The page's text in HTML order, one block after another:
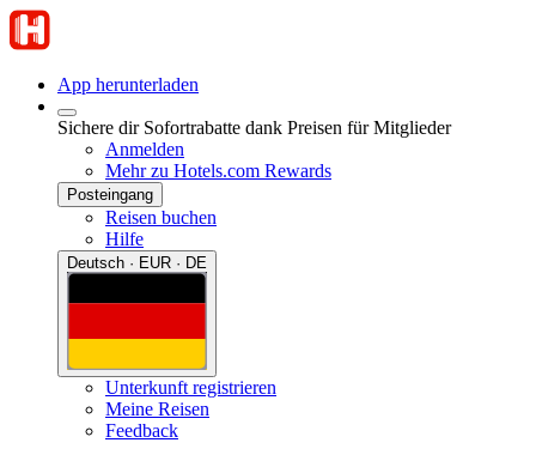
App herunterladen
Sichere dir Sofortrabatte dank Preisen für Mitglieder
Anmelden
Mehr zu Hotels.com Rewards
Posteingang
Reisen buchen
Hilfe
Deutsch · EUR · DE
Unterkunft registrieren
Meine Reisen
Feedback